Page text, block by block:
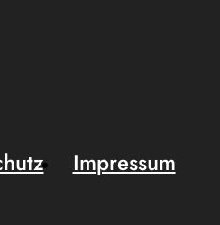
Impressum